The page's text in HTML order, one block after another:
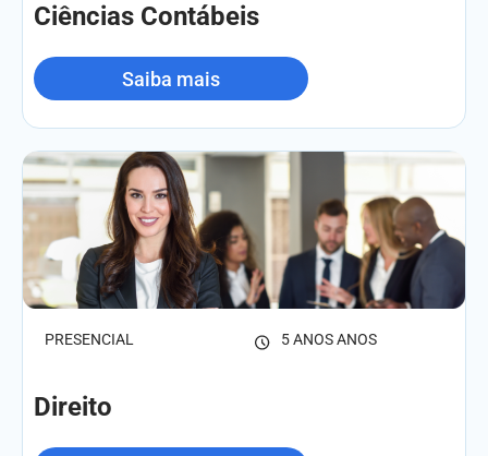
Ciências Contábeis
Saiba mais
PRESENCIAL 5 ANOS ANOS
Direito